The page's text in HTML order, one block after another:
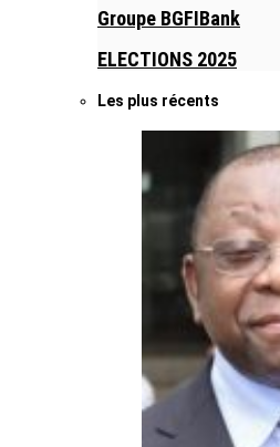
Groupe BGFIBank
ELECTIONS 2025
Les plus récents